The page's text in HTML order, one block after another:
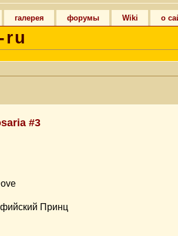
галерея форумы Wiki о
ru
#3
Принц